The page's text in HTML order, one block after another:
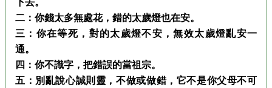
二：你錢太多無處花，錯的太歲燈也在安。
三：你在等死，對的太歲燈不安，無效太歲燈亂安一
通。
四：你不識字，把錯誤的當祖宗。
五：別亂說心誠則靈，不做或做錯，它不是你父母不可